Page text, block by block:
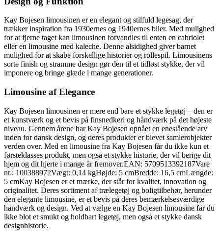
Kay Bojesen limousinen er en elegant og stilfuld legesag, der
trækker inspiration fra 1930ernes og 1940ernes biler. Med mulighed
for at fjerne taget kan limousinen forvandles til enten en cabriolet
eller en limousine med kaleche. Denne alsidighed giver barnet
mulighed for at skabe forskellige historier og rollespil. Limousinens
sorte finish og stramme design gør den til et tidløst stykke, der vil
imponere og bringe glæde i mange generationer.
Limousine af Elegance
Kay Bojesen limousinen er mere end bare et stykke legetøj – den er
et kunstværk og et bevis på finsnedkeri og håndværk på det højeste
niveau. Gennem årene har Kay Bojesen opnået en enestående arv
inden for dansk design, og deres produkter er blevet samlerobjekter
verden over. Med en limousine fra Kay Bojesen får du ikke kun et
førsteklasses produkt, men også et stykke historie, der vil berige dit
hjem og dit hjerte i mange år fremover.EAN: 5709513392187Vare
nr.: 100388972Vægt: 0,14 kgHøjde: 5 cmBredde: 16,5 cmLængde:
5 cmKay Bojesen er et mærke, der står for kvalitet, innovation og
originalitet. Deres sortiment af trælegetøj og boligtilbehør, herunder
den elegante limousine, er et bevis på deres bemærkelsesværdige
håndværk og design. Ved at vælge en Kay Bojesen limousine får du
ikke blot et smukt og holdbart legetøj, men også et stykke dansk
designhistorie.